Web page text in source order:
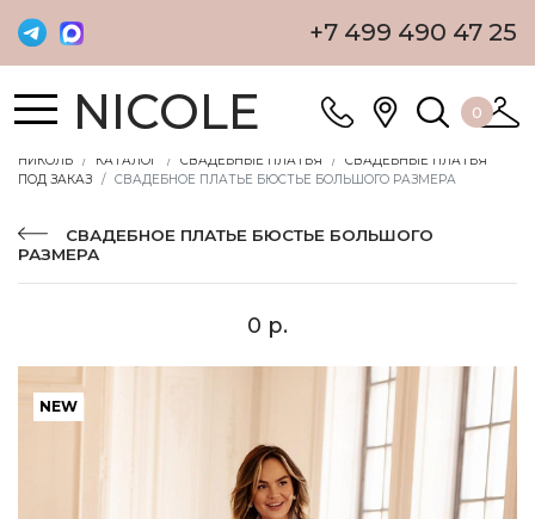
+7 499 490 47 25
NICOLE 0
НИКОЛЬ КАТАЛОГ СВАДЕБНЫЕ ПЛАТЬЯ
СВАДЕБНЫЕ ПЛАТЬЯ
ПОД ЗАКАЗ
СВАДЕБНОЕ ПЛАТЬЕ БЮСТЬЕ БОЛЬШОГО РАЗМЕРА
СВАДЕБНОЕ ПЛАТЬЕ БЮСТЬЕ БОЛЬШОГО
РАЗМЕРА
0 р.
NEW